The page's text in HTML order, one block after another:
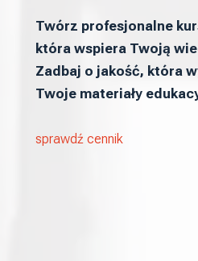
Twórz profesjonalne
która wspiera Twoją
Zadbaj o jakość, która
Twoje materiały
sprawdź cennik